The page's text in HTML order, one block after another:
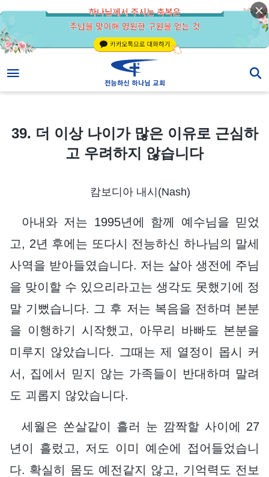
39. 더 이상 나이가 많은 이유로 근심하
고 우려하지 않습니다
캄보디아 내시(Nash)
아내와 저는 1995년에 함께 예수님을 믿었
고, 2년 후에는 또다시 전능하신 하나님의 말세
사역을 받아들였습니다. 저는 살아 생전에 주님
을 맞이할 수 있으리라고는 생각도 못했기에 정
말 기뻤습니다. 그 후 저는 복음을 전하며 본분
을 이행하기 시작했고, 아무리 바빠도 본분을
미루지 않았습니다. 그때는 제 열정이 몹시 커
서, 집에서 믿지 않는 가족들이 반대하며 말려
도 괴롭지 않았습니다.
세월은 쏜살같이 흘러 눈 깜짝할 사이에 27
년이 흘렀고, 저도 이미 예순에 접어들었습니
다. 확실히 몸도 예전같지 않고, 기억력도 전보